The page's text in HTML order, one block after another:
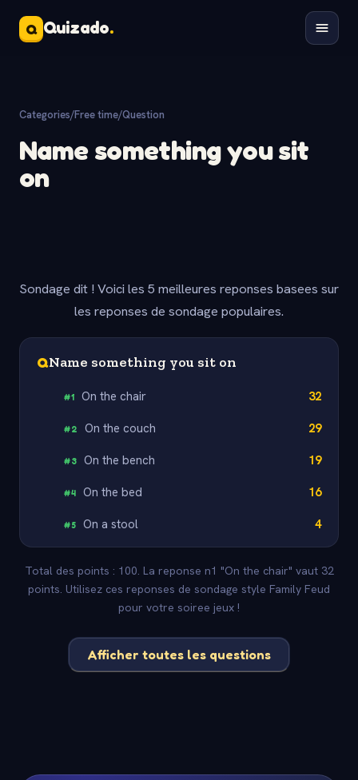
Q Quizado.
Categories/Free time/Question
Name something you sit
on
Sondage dit ! Voici les 5 meilleures reponses basees sur
les reponses de sondage populaires.
QName something you sit on
#1 On the chair 32
#2 On the couch 29
#3 On the bench 19
#4 On the bed 16
#5 On a stool 4
Total des points : 100. La reponse n1 "On the chair" vaut 32
points. Utilisez ces reponses de sondage style Family Feud
pour votre soiree jeux !
Afficher toutes les questions